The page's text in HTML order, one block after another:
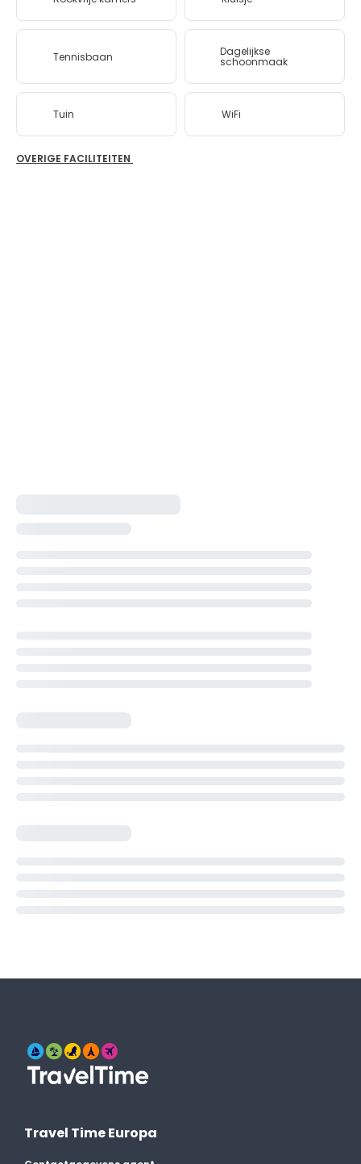
Tennisbaan Dagelijkse
schoonmaak
Tuin WiFi
OVERIGE FACILITEITEN
Travel Time Europa